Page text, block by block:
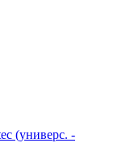
(универс. -